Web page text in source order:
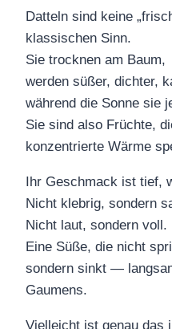
Datteln sind keine
klassischen Sinn.
Sie trocknen am Baum,
werden süßer, dichter,
während die Sonne sie
Sie sind also Früchte,
konzentrierte Wärme
Ihr Geschmack ist tief,
Nicht klebrig, sondern
Nicht laut, sondern voll.
Eine Süße, die nicht
sondern sinkt —
Gaumens.
Vielleicht ist genau das